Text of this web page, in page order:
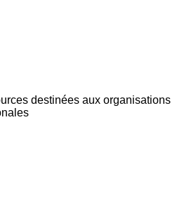
destinées aux organisations